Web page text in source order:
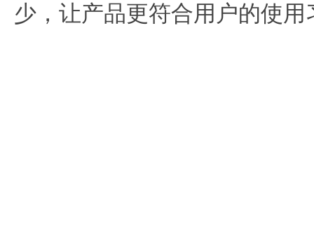
少，让产品更符合用户的使用